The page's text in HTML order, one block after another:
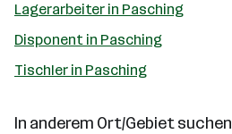
Lagerarbeiter in Pasching
Disponent in Pasching
Tischler in Pasching
In anderem Ort/Gebiet suchen